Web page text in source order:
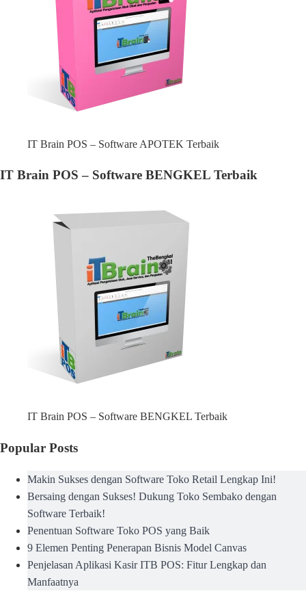
IT Brain POS – Software APOTEK Terbaik
IT Brain POS – Software BENGKEL Terbaik
IT Brain POS – Software BENGKEL Terbaik
Popular Posts
Makin Sukses dengan Software Toko Retail Lengkap Ini!
Bersaing dengan Sukses! Dukung Toko Sembako dengan
Software Terbaik!
Penentuan Software Toko POS yang Baik
9 Elemen Penting Penerapan Bisnis Model Canvas
Penjelasan Aplikasi Kasir ITB POS: Fitur Lengkap dan
Manfaatnya